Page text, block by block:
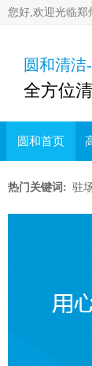
您好,欢迎光临郑
圆和清
全方位
圆和首页
热门关键词: 驻